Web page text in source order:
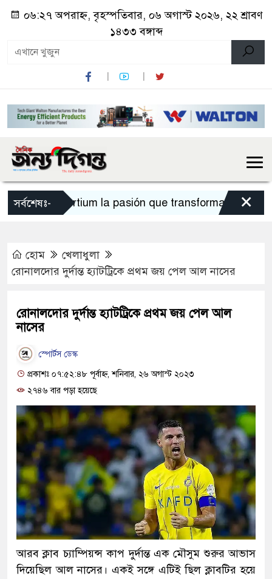
০৬:২৭ অপরাহ্ন, বৃহস্পতিবার, ০৬ অগাস্ট ২০২৬, ২২ শ্রাবণ
১৪৩৩ বঙ্গাব্দ
সর্বশেষঃ-Sportium la pasión que transforma cada×
হোম
খেলাধুলা
রোনালদোর দুর্দান্ত হ্যাটট্রিকে প্রথম জয় পেল আল নাসের
রোনালদোর দুর্দান্ত হ্যাটট্রিকে প্রথম জয় পেল আল
নাসের
স্পোর্টস ডেস্ক
প্রকাশঃ ০৭:৫২:৪৮ পূর্বাহ্ন, শনিবার, ২৬ অগাস্ট ২০২৩
২৭৪৬ বার পড়া হয়েছে
আরব ক্লাব চ্যাম্পিয়ন্স কাপ দুর্দান্ত এক মৌসুম শুরুর আভাস
দিয়েছিল আল নাসের। একই সঙ্গে এটিই ছিল ক্লাবটির হয়ে